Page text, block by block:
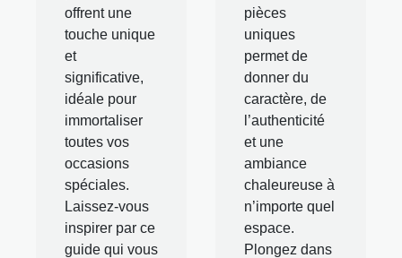
offrent une
touche unique
et
significative,
idéale pour
immortaliser
toutes vos
occasions
spéciales.
Laissez-vous
inspirer par ce
guide qui vous
pièces
uniques
permet de
donner du
caractère, de
l’authenticité
et une
ambiance
chaleureuse à
n’importe quel
espace.
Plongez dans